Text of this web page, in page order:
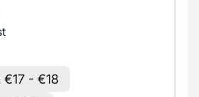
€17 - €18